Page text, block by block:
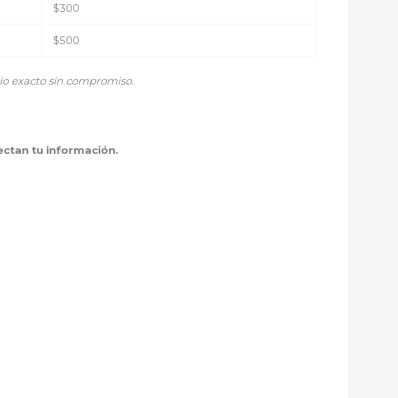
$300
$500
exacto sin compromiso.
tu información.